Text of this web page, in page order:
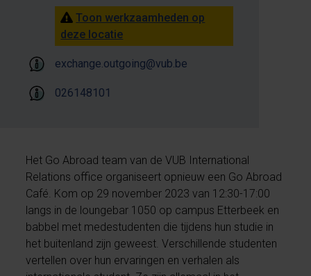
Toon werkzaamheden op
deze locatie
exchange.outgoing@vub.be
026148101
Het Go Abroad team van de VUB International
Relations office organiseert opnieuw een Go Abroad
Café. Kom op 29 november 2023 van 12:30-17:00
langs in de loungebar 1050 op campus Etterbeek en
babbel met medestudenten die tijdens hun studie in
het buitenland zijn geweest. Verschillende studenten
vertellen over hun ervaringen en verhalen als